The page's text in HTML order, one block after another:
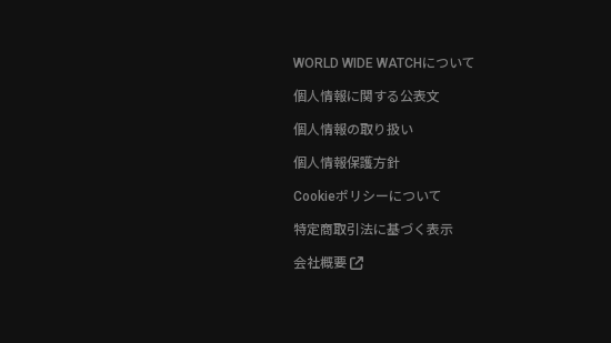
WORLD WIDE WATCHについて
個人情報に関する公表文
個人情報の取り扱い
個人情報保護方針
Cookieポリシーについて
特定商取引法に基づく表示
会社概要